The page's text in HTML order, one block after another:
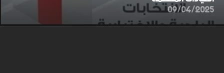
09/04/2025